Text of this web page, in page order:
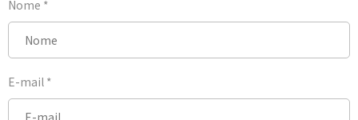
Nome *
E-mail *